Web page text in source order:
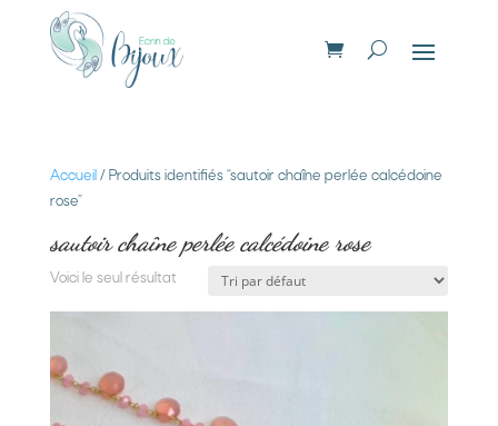
Accueil / Produits identifiés “sautoir chaîne perlée calcédoine
rose”
sautoir chaîne perlée calcédoine rose
Voici le seul résultat